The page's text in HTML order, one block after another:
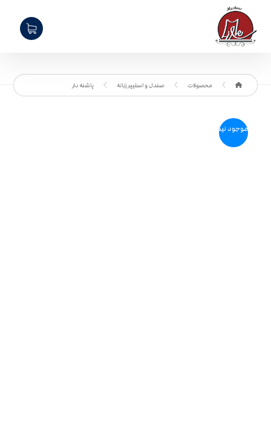
محصولات صندل و اسلیپر زنانه پاشنه دار
موجود نیست